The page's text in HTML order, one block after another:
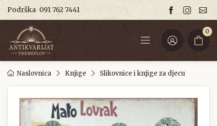
Podrška 091 762 7441
0
Naslovnica Knjige Slikovnice i knjige za djecu